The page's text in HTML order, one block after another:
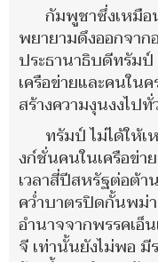
กัมพูชาซึ่งเหมื
พยายามดึงออกจา
ประธานาธิบดีทรัม
เครือข่ายและคนใน
สร้างความงุนงงไปทั่
ทรัมป์ ไม่ได้ให้
งก์ชั่นคนในเครือข่
เวลาสี่ปีสหรัฐต่อต้
คว่ำบาตรปิดกั้นพม่
อำนาจจากพรรคเอ็
จี เท่านั้นยังไม่พอ มี